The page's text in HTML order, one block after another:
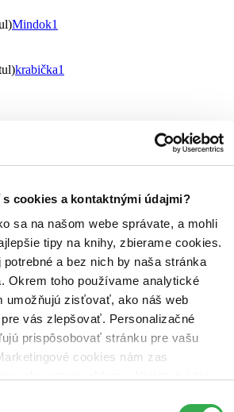
cookies a kontaktnými údajmi?
sa na našom webe správate, a mohli
tipy na knihy, zbierame cookies.
potrebné a bez nich by naša stránka
Okrem toho používame analytické
umožňujú zisťovať, ako náš web
vás zlepšovať. Personalizačné
prispôsobovať stránku pre vašu
cookies nám zas
Mindok1
krabička1
dostupné